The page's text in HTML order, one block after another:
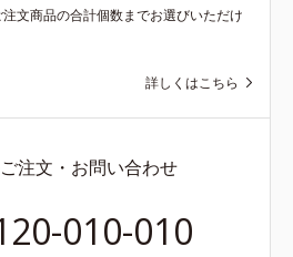
文商品の合計個数までお選びいただけ
詳しくはこちら
注文・お問い合わせ
010-010